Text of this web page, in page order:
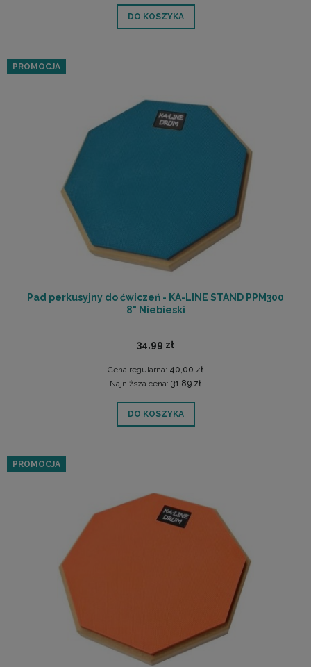
DO KOSZYKA
Pad perkusyjny do ćwiczeń - KA-LINE STAND PPM300
8" Niebieski
34,99 zł
Cena regularna: 40,00 zł
Najniższa cena: 31,89 zł
DO KOSZYKA
PROMOCJA
PROMOCJA